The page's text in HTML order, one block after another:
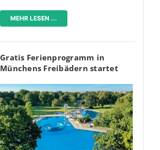
MEHR LESEN ...
Gratis Ferienprogramm in
Münchens Freibädern startet